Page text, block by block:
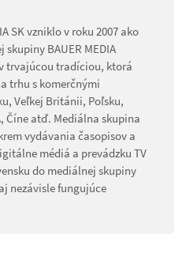
SK vzniklo v roku 2007 ako
BAUER MEDIA
trvajúcou tradíciou, ktorá
trhu s komerčnými
Veľkej Británii, Poľsku,
Číne atď. Mediálna skupina
vydávania časopisov a
médiá a prevádzku TV
do mediálnej skupiny
nezávisle fungujúce